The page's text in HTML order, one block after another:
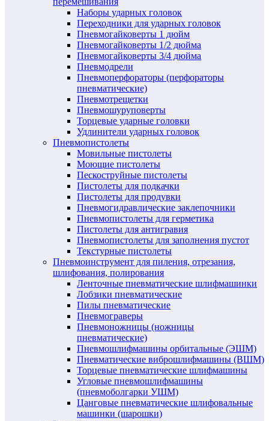
Наборы ударных головок
Переходники для ударных головок
Пневмогайковерты 1 дюйм
Пневмогайковерты 1/2 дюйма
Пневмогайковерты 3/4 дюйма
Пневмодрели
Пневмоперфораторы (перфораторы
пневматические)
Пневмотрещетки
Пневмошуруповерты
Торцевые ударные головки
Удлинители ударных головок
Пневмопистолеты
Мовильные пистолеты
Моющие пистолеты
Пескоструйные пистолеты
Пистолеты для подкачки
Пистолеты для продувки
Пневмогидравлические заклепочники
Пневмопистолеты для герметика
Пистолеты для антигравия
Пневмопистолеты для заполнения пустот
Текстурные пистолеты
Пневмоинструмент для пиления, отрезания,
шлифования, полирования
Ленточные пневматические шлифмашинки
Лобзики пневматические
Пилы пневматические
Пневмограверы
Пневмоножницы (ножницы
пневматические)
Пневмошлифмашины орбитальные (ЭШМ)
Пневматические виброшлифмашины (ВШМ)
Торцевые пневматические шлифмашины
Угловые пневмошлифмашины
(пневмоболгарки УШМ)
Цанговые пневматические шлифовальные
машинки (шарошки)